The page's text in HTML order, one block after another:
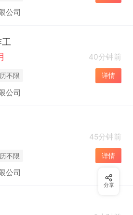
公司
40分钟前
不限 详情
公司
45分钟前
不限 详情
公司
分享